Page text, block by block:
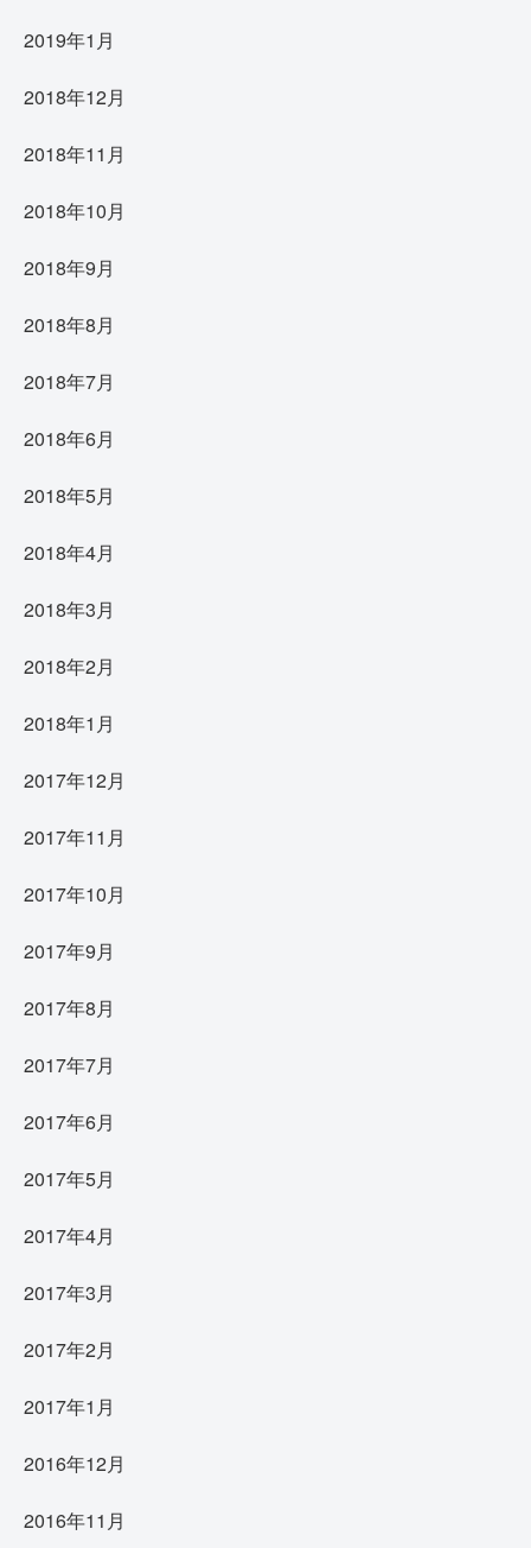
2019年1月
2018年12月
2018年11月
2018年10月
2018年9月
2018年8月
2018年7月
2018年6月
2018年5月
2018年4月
2018年3月
2018年2月
2018年1月
2017年12月
2017年11月
2017年10月
2017年9月
2017年8月
2017年7月
2017年6月
2017年5月
2017年4月
2017年3月
2017年2月
2017年1月
2016年12月
2016年11月